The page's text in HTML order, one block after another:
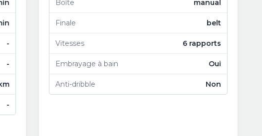
-
-
-
Boîte manual
Finale belt
Vitesses 6 rapports
Embrayage à bain Oui
Anti-dribble Non